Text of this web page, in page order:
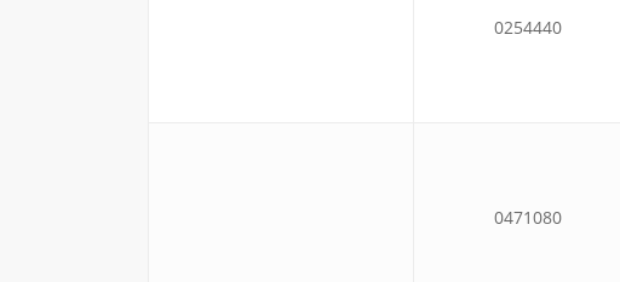
0254440
0471080